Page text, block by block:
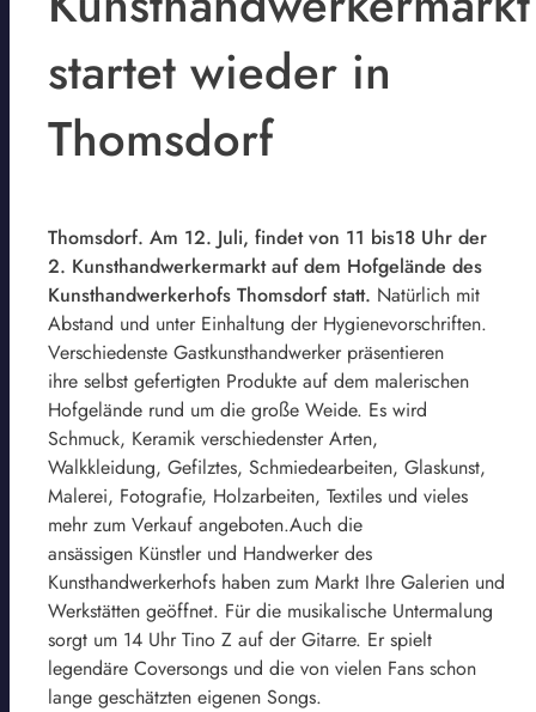
startet wieder in
Thomsdorf
Thomsdorf. Am 12. Juli, findet von 11 bis18 Uhr der
2. Kunsthandwerkermarkt auf dem Hofgelände des
Kunsthandwerkerhofs Thomsdorf statt. Natürlich mit
Abstand und unter Einhaltung der Hygienevorschriften.
Verschiedenste Gastkunsthandwerker präsentieren
ihre selbst gefertigten Produkte auf dem malerischen
Hofgelände rund um die große Weide. Es wird
Schmuck, Keramik verschiedenster Arten,
Walkkleidung, Gefilztes, Schmiedearbeiten, Glaskunst,
Malerei, Fotografie, Holzarbeiten, Textiles und vieles
mehr zum Verkauf angeboten.Auch die
ansässigen Künstler und Handwerker des
Kunsthandwerkerhofs haben zum Markt Ihre Galerien und
Werkstätten geöffnet. Für die musikalische Untermalung
sorgt um 14 Uhr Tino Z auf der Gitarre. Er spielt
legendäre Coversongs und die von vielen Fans schon
lange geschätzten eigenen Songs.